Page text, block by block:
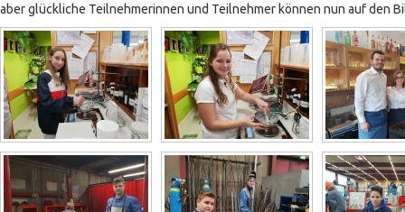
aber glückliche Teilnehmerinnen und Teilnehmer können nun auf den